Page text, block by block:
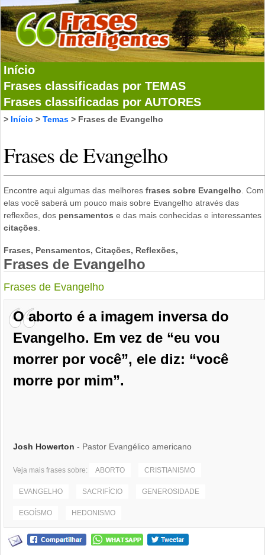
Início
Frases classificadas por TEMAS
Frases classificadas por AUTORES
> Início > Temas > Frases de Evangelho
Frases de Evangelho
Encontre aqui algumas das melhores frases sobre Evangelho . Com
elas você saberá um pouco mais sobre Evangelho através das
reflexões, dos pensamentos e das mais conhecidas e interessantes
citações
Frases, Pensamentos, Citações, Reflexões,
Frases de Evangelho
Frases de Evangelho
O aborto é a imagem inversa do
Evangelho. Em vez de “eu vou
morrer por você”, ele diz: “você
morre por mim”.
Josh Howerton - Pastor Evangélico americano
Veja mais frases sobre: ABORTO CRISTIANISMO
EVANGELHO SACRIFÍCIO GENEROSIDADE
EGOÍSMO HEDONISMO